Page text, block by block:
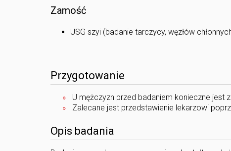
Zamość
USG szyi (badanie tarczycy, węzłów
Przygotowanie
U mężczyzn przed badaniem konieczne jest
Zalecane jest przedstawienie lekarzowi
Opis badania